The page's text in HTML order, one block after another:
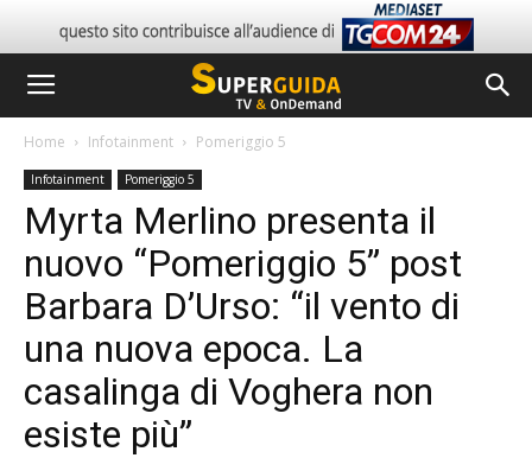
Home Infotainment Pomeriggio 5
Infotainment Pomeriggio 5
Myrta Merlino presenta il
nuovo “Pomeriggio 5” post
Barbara D’Urso: “il vento di
una nuova epoca. La
casalinga di Voghera non
esiste più”